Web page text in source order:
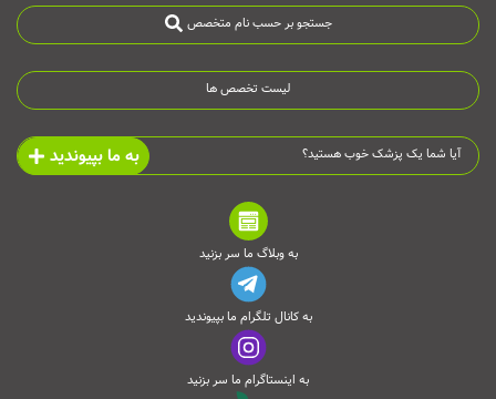
جستجو بر حسب نام متخصص
لیست تخصص ها
آیا شما یک پزشک خوب هستید؟ به ما بپیوندید
به وبلاگ ما سر بزنید
به کانال تلگرام ما بپیوندید
به اینستاگرام ما سر بزنید